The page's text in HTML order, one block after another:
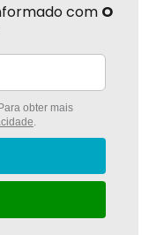
com O
obter mais
.